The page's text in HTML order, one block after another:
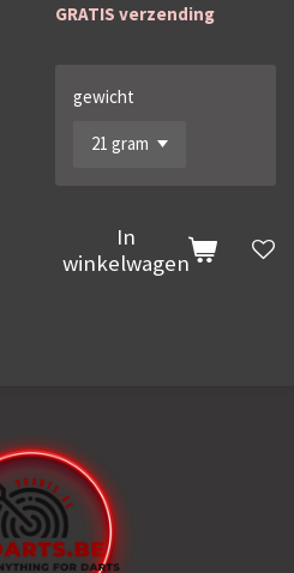
GRATIS verzending
gewicht
In
winkelwagen